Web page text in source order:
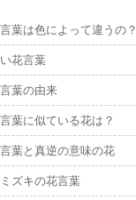
葉は色によって違うの？
花言葉
葉の由来
葉に似ている花は？
葉と真逆の意味の花
ズキの花言葉